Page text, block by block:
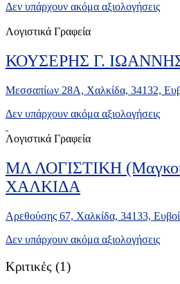
Δεν υπάρχουν ακόμα αξιολογήσεις
Λογιστικά Γραφεία
ΚΟΥΣΕΡΗΣ Γ.
Μεσσαπίων 28Α, Χαλκίδα, 34132,
Δεν υπάρχουν ακόμα αξιολογήσεις
Λογιστικά Γραφεία
ΜΛ ΛΟΓΙΣΤΙΚΗ
ΧΑΛΚΙΔΑ
Αρεθούσης 67, Χαλκίδα, 34133,
Δεν υπάρχουν ακόμα αξιολογήσεις
Κριτικές (1)